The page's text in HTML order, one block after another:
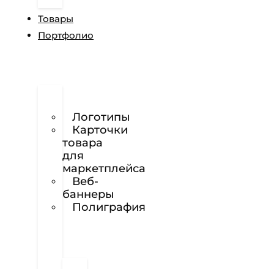
Товары
Портфолио
Логотипы
Карточки
товара
для
маркетплейса
Веб-
баннеры
Полиграфия